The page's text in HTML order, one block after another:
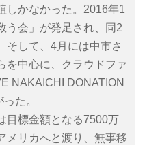
ただき、是非みなさんにも
していただきた...
しかなかった。2016年1
う会」が発足され、同2
そして、4月には中市さ
を中心に、クラウドファ
NAKAICHI DONATION
た。
目標金額となる7500万
メリカへと渡り、無事移